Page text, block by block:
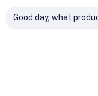
Good day, what